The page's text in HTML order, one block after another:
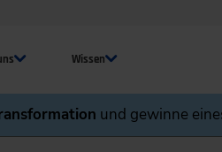
Wissen
und gewinne